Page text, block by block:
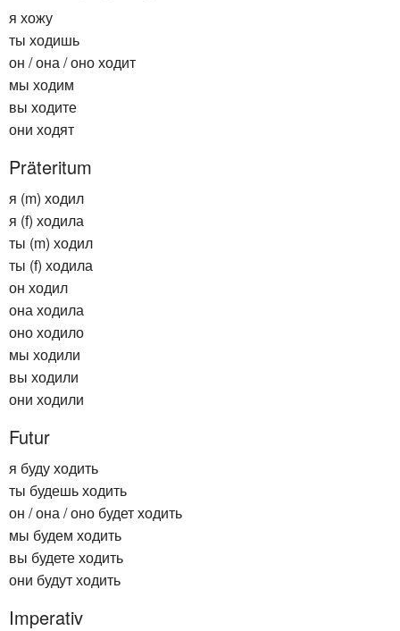
я хожу
ты ходишь
он / она / оно ходит
мы ходим
вы ходите
они ходят
Präteritum
я (m) ходил
я (f) ходила
ты (m) ходил
ты (f) ходила
он ходил
она ходила
оно ходило
мы ходили
вы ходили
они ходили
Futur
я буду ходить
ты будешь ходить
он / она / оно будет ходить
мы будем ходить
вы будете ходить
они будут ходить
Imperativ